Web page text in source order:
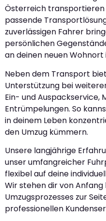
Österreich
passende
zuverlässigen Fahrer
persönlichen
an deinen neuen Wohnort
Neben dem Transport
Unterstützung bei
Ein- und Auspackservice,
Entrümpelungen. So
in deinem Leben
den Umzug kümmern.
Unsere langjährige
unser umfangreicher
flexibel auf deine
Wir stehen dir von Anfang
Umzugsprozesses zur
professionellen